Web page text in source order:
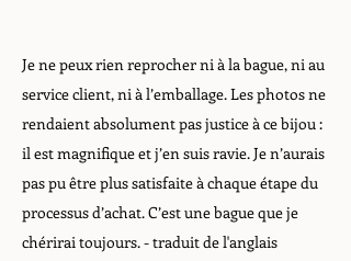
Je ne peux rien reprocher ni à la bague, ni au
service client, ni à l’emballage. Les photos ne
rendaient absolument pas justice à ce bijou :
il est magnifique et j’en suis ravie. Je n’aurais
pas pu être plus satisfaite à chaque étape du
processus d’achat. C’est une bague que je
chérirai toujours.- traduit de l'anglais